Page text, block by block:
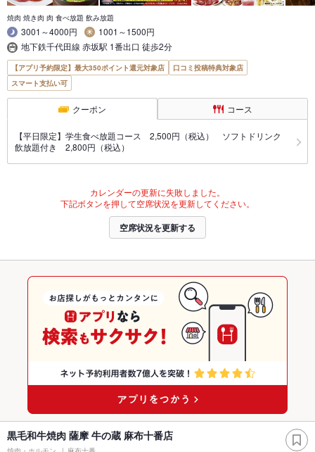
焼肉 焼き肉 肉 食べ放題 飲み放題
3001～4000円
1001～1500円
地下鉄千代田線 赤坂駅 1番出口 徒歩2分
【アプリ予約限定】最大350ポイント還元対象店
口コミ投稿特典対象店
スマート支払い可
クーポン コース
【平日限定】学生食べ放題コース 2,500円（税込） ソフトドリンク
飲放題付き 2,800円（税込）
カレンダーの更新に失敗しました。
下記ボタンを押して空席状況を更新してください。
空席状況を更新する
黒毛和牛焼肉 薩摩 牛の蔵 麻布十番店